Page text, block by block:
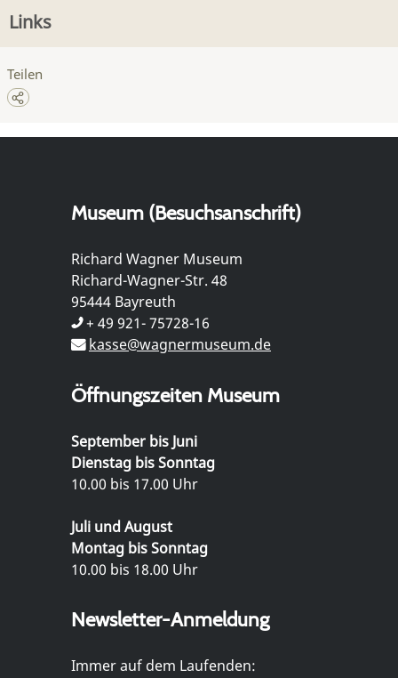
Links
Teilen
Museum (Besuchsanschrift)
Richard Wagner Museum
Richard-Wagner-Str. 48
95444 Bayreuth
+ 49 921- 75728-16
kasse@wagnermuseum.de
Öffnungszeiten Museum
September bis Juni
Dienstag bis Sonntag
10.00 bis 17.00 Uhr
Juli und August
Montag bis Sonntag
10.00 bis 18.00 Uhr
Newsletter-Anmeldung
Immer auf dem Laufenden: